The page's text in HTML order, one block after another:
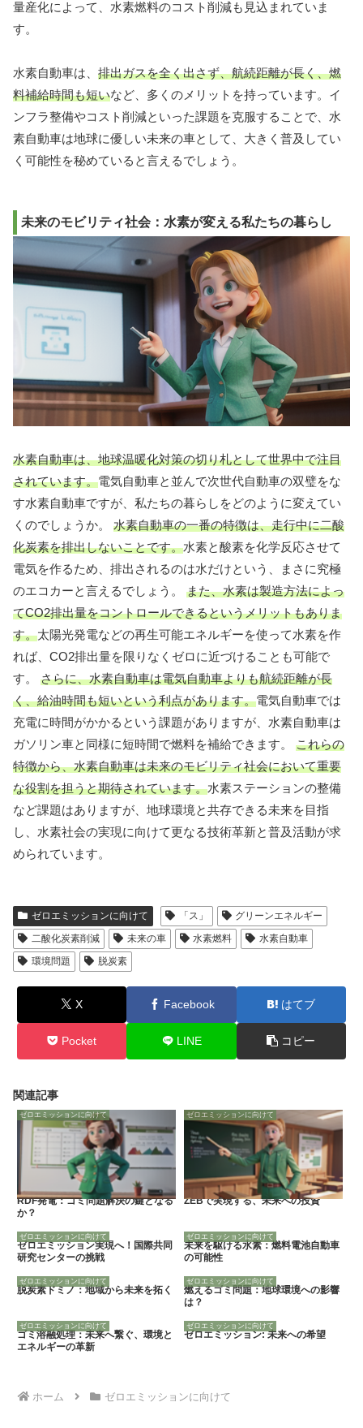
量産化によって、水素燃料のコスト削減も見込まれていま
す。
水素自動車は、 排出ガスを全く出さず、航続距離が長く、燃
料補給時間も短いなど、多くのメリットを持っています。イ
ンフラ整備やコスト削減といった課題を克服することで、水
素自動車は地球に優しい未来の車として、大きく普及してい
く可能性を秘めていると言えるでしょう。
未来のモビリティ社会：水素が変える私たちの暮らし
水素自動車は、地球温暖化対策の切り札として世界中で注目
されています。電気自動車と並んで次世代自動車の双璧をな
す水素自動車ですが、私たちの暮らしをどのように変えてい
くのでしょうか。 水素自動車の一番の特徴は、走行中に二酸
化炭素を排出しないことです。水素と酸素を化学反応させて
電気を作るため、排出されるのは水だけという、まさに究極
のエコカーと言えるでしょう。 また、水素は製造方法によっ
てCO2排出量をコントロールできるというメリットもありま
す。太陽光発電などの再生可能エネルギーを使って水素を作
れば、CO2排出量を限りなくゼロに近づけることも可能で
す。 さらに、水素自動車は電気自動車よりも航続距離が長
く、給油時間も短いという利点があります。電気自動車では
充電に時間がかかるという課題がありますが、水素自動車は
ガソリン車と同様に短時間で燃料を補給できます。 これらの
特徴から、水素自動車は未来のモビリティ社会において重要
な役割を担うと期待されています。水素ステーションの整備
など課題はありますが、地球環境と共存できる未来を目指
し、水素社会の実現に向けて更なる技術革新と普及活動が求
められています。
ゼロエミッションに向けて 「ス」
グリーンエネルギー
二酸化炭素削減
未来の車 水素燃料
水素自動車
環境問題
脱炭素
X Facebook はてブ
Pocket LINE コピー
関連記事
ゼロエミッションに向けて
RDF発電：ゴミ問題解決の鍵となる
か？
ゼロエミッションに向けて
ZEBで実現する、未来への投資
ゼロエミッションに向けて
ゼロエミッション実現へ！国際共同
研究センターの挑戦
ゼロエミッションに向けて
未来を駆ける水素：燃料電池自動車
の可能性
ゼロエミッションに向けて
脱炭素ドミノ：地域から未来を拓く
ゼロエミッションに向けて
燃えるゴミ問題：地球環境への影響
は？
ゼロエミッションに向けて
ゴミ溶融処理：未来へ繋ぐ、環境と
エネルギーの革新
ゼロエミッションに向けて
ゼロエミッション: 未来への希望
ホーム ゼロエミッションに向けて